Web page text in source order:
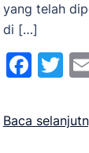
yang telah
di […]
Baca